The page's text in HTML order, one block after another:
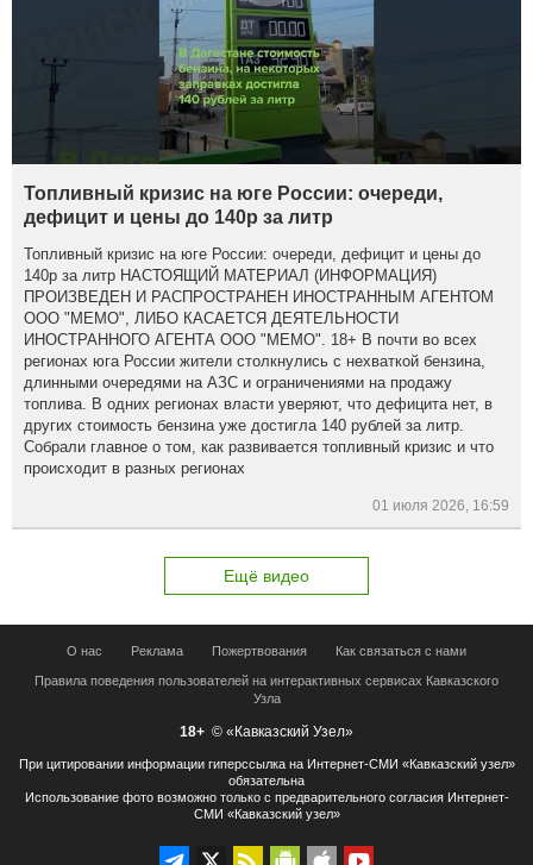
Топливный кризис на юге России: очереди,
дефицит и цены до 140р за литр
Топливный кризис на юге России: очереди, дефицит и цены до
140р за литр НАСТОЯЩИЙ МАТЕРИАЛ (ИНФОРМАЦИЯ)
ПРОИЗВЕДЕН И РАСПРОСТРАНЕН ИНОСТРАННЫМ АГЕНТОМ
ООО "МЕМО", ЛИБО КАСАЕТСЯ ДЕЯТЕЛЬНОСТИ
ИНОСТРАННОГО АГЕНТА ООО "МЕМО". 18+ В почти во всех
регионах юга России жители столкнулись с нехваткой бензина,
длинными очередями на АЗС и ограничениями на продажу
топлива. В одних регионах власти уверяют, что дефицита нет, в
других стоимость бензина уже достигла 140 рублей за литр.
Собрали главное о том, как развивается топливный кризис и что
происходит в разных регионах
01 июля 2026, 16:59
Ещё видео
О нас Реклама Пожертвования Как связаться с нами
Правила поведения пользователей на интерактивных сервисах Кавказского
Узла
18+ © «Кавказский Узел»
При цитировании информации гиперссылка на Интернет-СМИ «Кавказский узел»
обязательна
Использование фото возможно только с предварительного согласия Интернет-
СМИ «Кавказский узел»